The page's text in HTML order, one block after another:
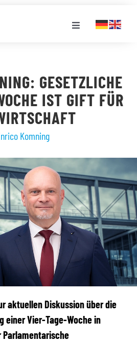
Toggle
GESETZLICHE
IST GIFT FÜR
Komning
aktuellen Diskussion über die
einer Vier-Tage-Woche in